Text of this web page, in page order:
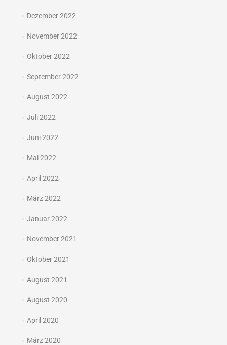
Dezember 2022
November 2022
Oktober 2022
September 2022
August 2022
Juli 2022
Juni 2022
Mai 2022
April 2022
März 2022
Januar 2022
November 2021
Oktober 2021
August 2021
August 2020
April 2020
März 2020